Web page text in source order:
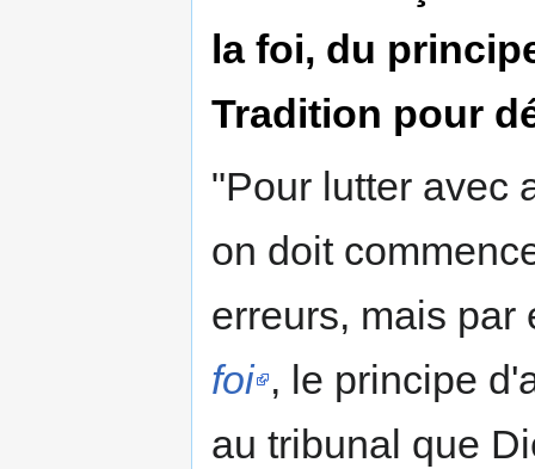
la foi, du
Tradition pour
"Pour lutter avec
on doit
erreurs, mais
foi , le principe
au tribunal que